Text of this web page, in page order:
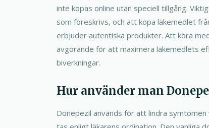
inte köpas online utan speciell tillgång.
som föreskrivs, och att köpa läkemedlet
erbjuder autentiska produkter. Att köra
avgörande för att maximera läkemedlets
biverkningar.
Hur använder man
Donepezil används för att lindra